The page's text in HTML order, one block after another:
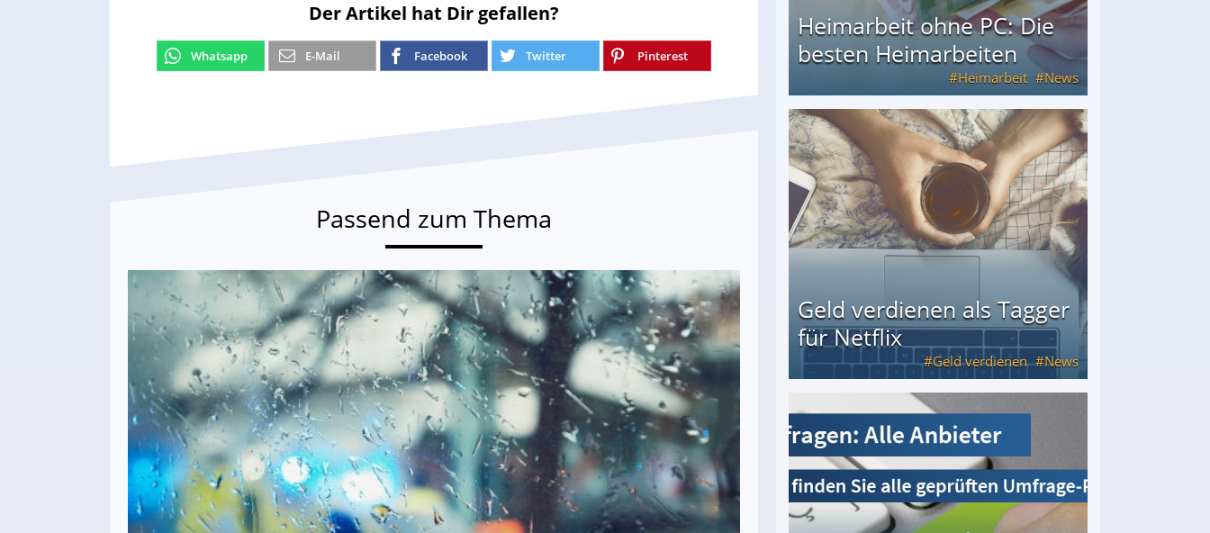
Der Artikel hat Dir gefallen?
Whatsapp E-Mail Facebook Twitter Pinterest
Passend zum Thema
Heimarbeit ohne PC: Die
besten Heimarbeiten
Heimarbeit News
Heimarbeit ohne PC: Die besten Heimarbeiten
Geld verdienen als Tagger
für Netflix
Geld verdienen News
Geld verdienen als Tagger für Netflix